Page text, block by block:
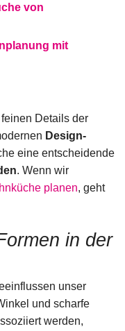
von
mit
Details der
Design-
eine entscheidende
. Wenn wir
planen, geht
in der
unser
und scharfe
werden,